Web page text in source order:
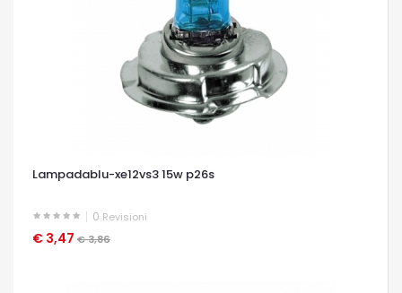
Lampadablu-xe12vs3 15w p26s
0 Revisioni
€ 3,47 € 3,86
OCCHIATA VELOCE